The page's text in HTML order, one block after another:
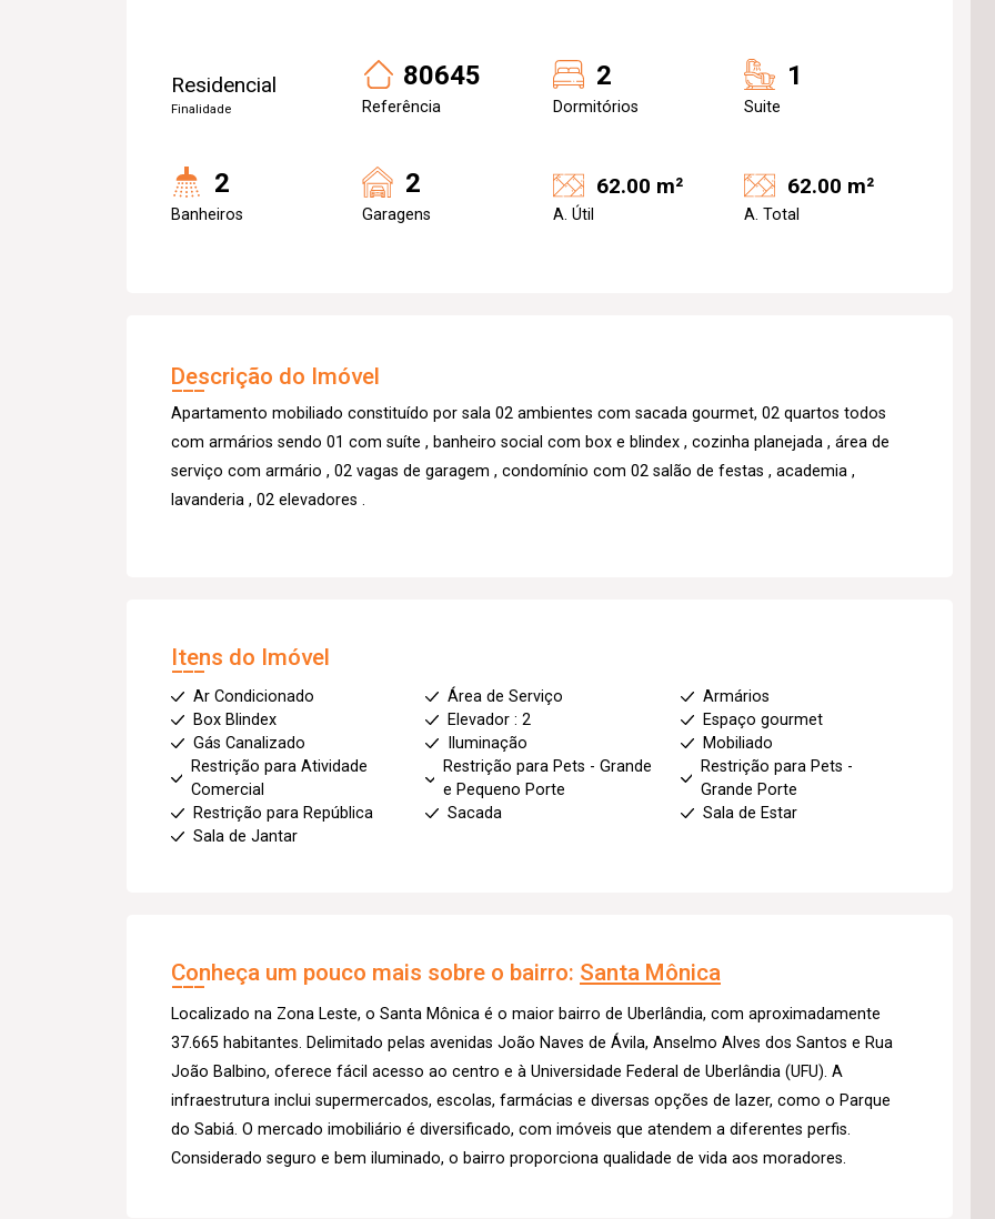
Residencial
Finalidade
80645
Referência
2
Dormitórios
1
Suite
2
Banheiros
2
Garagens
62.00 m²
A. Útil
62.00 m²
A. Total
Descrição do Imóvel
Apartamento mobiliado constituído por sala 02 ambientes com sacada gourmet, 02 quartos todos
com armários sendo 01 com suíte , banheiro social com box e blindex , cozinha planejada , área de
serviço com armário , 02 vagas de garagem , condomínio com 02 salão de festas , academia ,
lavanderia , 02 elevadores .
Itens do Imóvel
Ar Condicionado Área de Serviço
Armários
Box Blindex
Elevador : 2
Espaço gourmet
Gás Canalizado
Iluminação
Mobiliado
Restrição para Atividade
Comercial
Restrição para Pets - Grande
e Pequeno Porte
Restrição para Pets -
Grande Porte
Restrição para República
Sacada
Sala de Estar
Sala de Jantar
Conheça um pouco mais sobre o bairro: Santa Mônica
Localizado na Zona Leste, o Santa Mônica é o maior bairro de Uberlândia, com aproximadamente
37.665 habitantes. Delimitado pelas avenidas João Naves de Ávila, Anselmo Alves dos Santos e Rua
João Balbino, oferece fácil acesso ao centro e à Universidade Federal de Uberlândia (UFU). A
infraestrutura inclui supermercados, escolas, farmácias e diversas opções de lazer, como o Parque
do Sabiá. O mercado imobiliário é diversificado, com imóveis que atendem a diferentes perfis.
Considerado seguro e bem iluminado, o bairro proporciona qualidade de vida aos moradores.